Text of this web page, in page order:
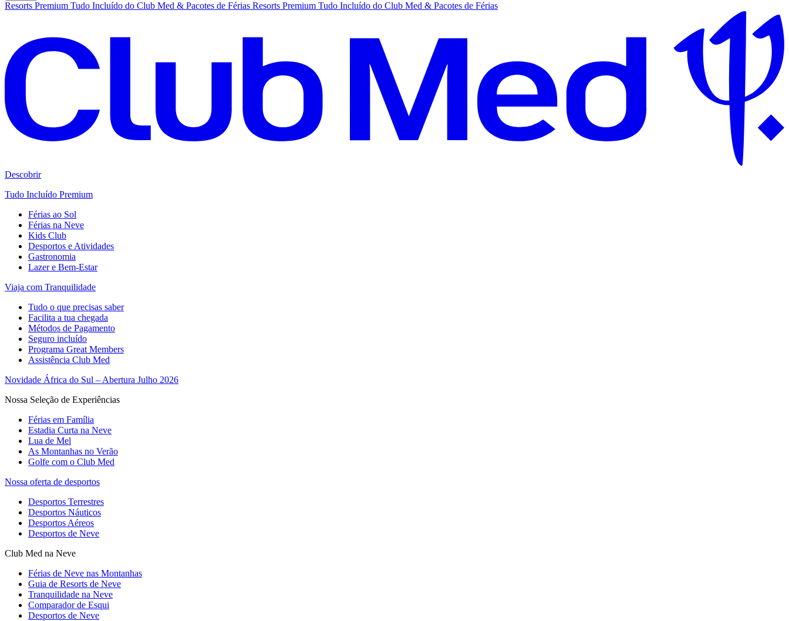
Resorts Premium Tudo Incluído do Club Med & Pacotes de Férias Resorts Premium Tudo Incluído do Club Med & Pacotes de Férias
Descobrir
Tudo Incluído Premium
Férias ao Sol
Férias na Neve
Kids Club
Desportos e Atividades
Gastronomia
Lazer e Bem-Estar
Viaja com Tranquilidade
Tudo o que precisas saber
Facilita a tua chegada
Métodos de Pagamento
Seguro incluído
Programa Great Members
Assistência Club Med
Novidade África do Sul – Abertura Julho 2026
Nossa Seleção de Experiências
Férias em Família
Estadia Curta na Neve
Lua de Mel
As Montanhas no Verão
Golfe com o Club Med
Nossa oferta de desportos
Desportos Terrestres
Desportos Náuticos
Desportos Aéreos
Desportos de Neve
Club Med na Neve
Férias de Neve nas Montanhas
Guia de Resorts de Neve
Tranquilidade na Neve​
Comparador de Esqui
Desportos de Neve